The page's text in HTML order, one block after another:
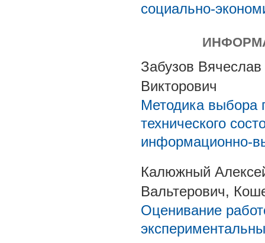
социально-
Забузов
Викторович
Методика выбора
технического
информационно-
Калюжный
Вальтерович,
Оценивание